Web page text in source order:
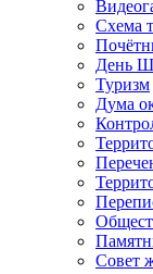
Схема
День
Туризм
Дума
Совет